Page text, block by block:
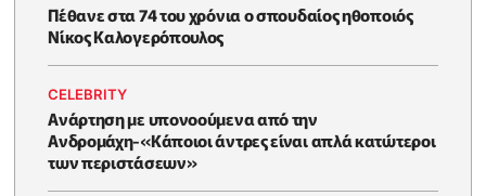
Πέθανε στα 74 του χρόνια ο σπουδαίος ηθοποιός
Νίκος Καλογερόπουλος
CELEBRITY
Ανάρτηση με υπονοούμενα από την
Ανδρομάχη-«Κάποιοι άντρες είναι απλά κατώτεροι
των περιστάσεων»